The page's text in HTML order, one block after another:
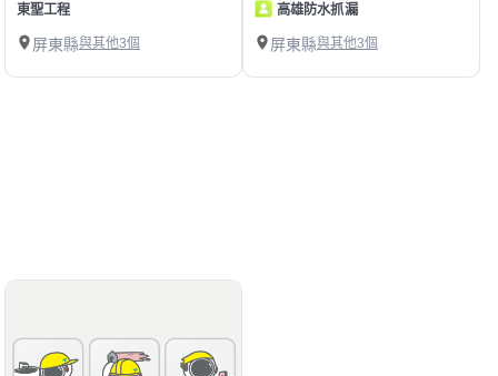
東聖工程
屏東縣與其他3個
高雄防水抓漏
屏東縣與其他3個